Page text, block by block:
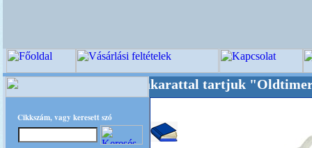
Cikkszám, vagy keresett szó
Oldalunkat akarattal tartjuk "Oldtimer/